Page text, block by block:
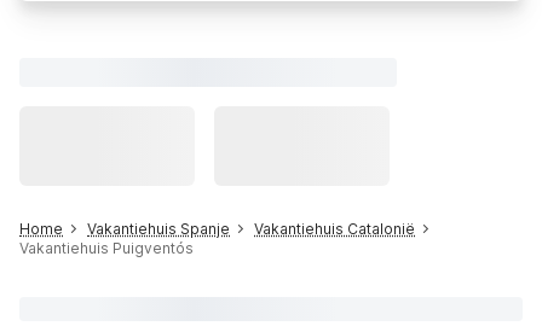
Home Vakantiehuis Spanje
Vakantiehuis Catalonië
Vakantiehuis Puigventós